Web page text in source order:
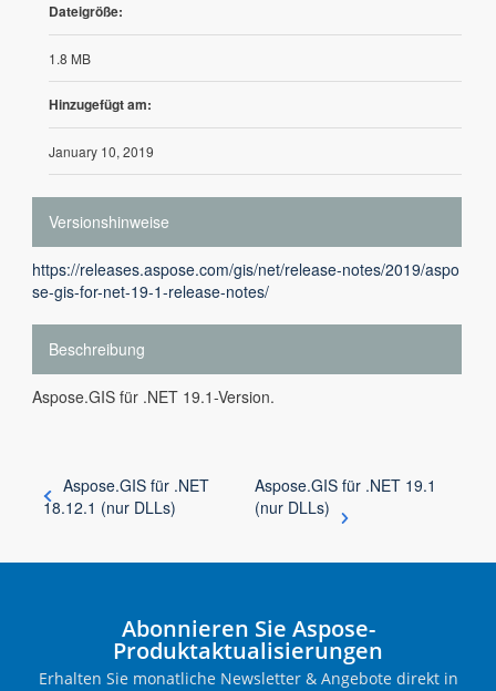
Dateigröße:
1.8 MB
Hinzugefügt am:
January 10, 2019
Versionshinweise
https://releases.aspose.com/gis/net/release-notes/2019/aspo
se-gis-for-net-19-1-release-notes/
Beschreibung
Aspose.GIS für .NET 19.1-Version.
Aspose.GIS für .NET
18.12.1 (nur DLLs)
Aspose.GIS für .NET 19.1
(nur DLLs)
Abonnieren Sie Aspose-
Produktaktualisierungen
Erhalten Sie monatliche Newsletter & Angebote direkt in